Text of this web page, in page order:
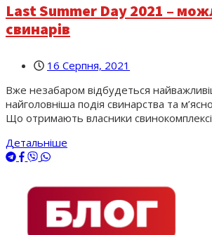
Last Summer Day 2021 –
свинарів
16 Серпня, 2021
Вже незабаром відбудеться
найголовніша подія свинарства та
Що отримають власники
Детальніше